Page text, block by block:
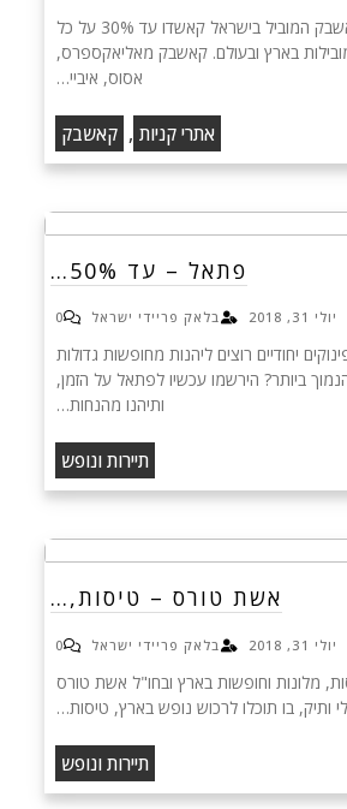
קאשדו - אתר הקאשבק המוביל בישראל קאשדו עד 30% על כל
בארץ ובעולם. קאשבק מאליאקספרס,
אסוס, איביי…
אתרי קניות , קאשבק
פתאל – עד 50%…
יולי 31, 2018 בלאק פריידי ישראל 0
יחודיים רוצים ליהנות מחופשות גדולות
ביותר? הירשמו עכשיו לפתאל על הזמן,
ותיהנו מהנחות…
תיירות ונופש
אשת טורס – טיסות,…
יולי 31, 2018 בלאק פריידי ישראל 0
מלונות וחופשות בארץ ובחו"ל אשת טורס
ותיק, בו תוכלו לרכוש נופש בארץ, טיסות…
תיירות ונופש